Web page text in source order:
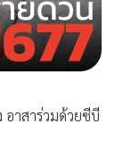
าสาร่วมด้วยซีบี